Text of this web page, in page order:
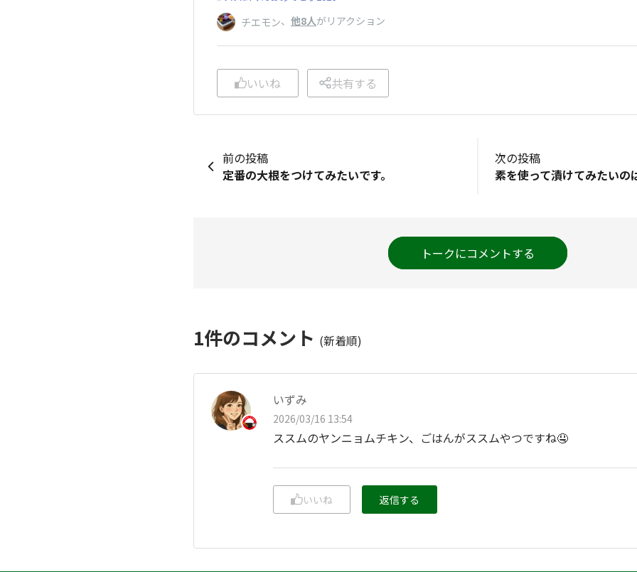
チエモン、 他8人がリアクション
いいね 共有する
前の投稿
定番の大根をつけてみたいです。
次の投稿
トークにコメントする
1件のコメント (新着順)
いずみ
2026/03/16 13:54
ススムのヤンニョムチキン、ごはんがススムやつですね🤤
いいね 返信する